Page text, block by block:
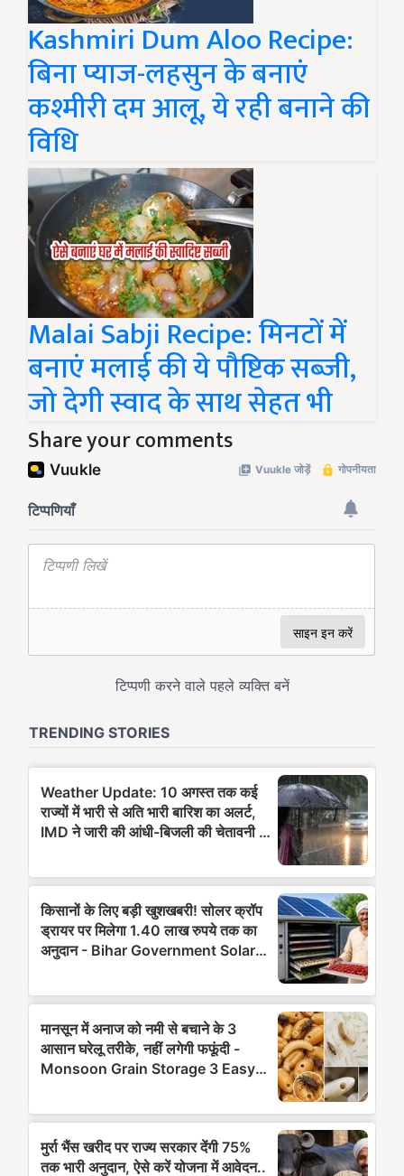
Kashmiri Dum Aloo Recipe:
बिना प्याज-लहसुन के बनाएं
कश्मीरी दम आलू, ये रही बनाने की
विधि
Malai Sabji Recipe: मिनटों में
बनाएं मलाई की ये पौष्टिक सब्जी,
जो देगी स्वाद के साथ सेहत भी
Share your comments